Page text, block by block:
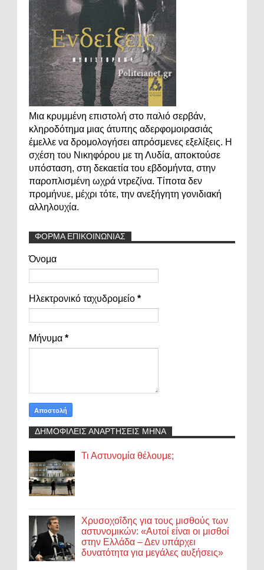
Μια κρυμμένη επιστολή στο παλιό σερβάν,
κληροδότημα μιας άτυπης αδερφομοιρασιάς
έμελλε να δρομολογήσει απρόσμενες εξελίξεις. Η
σχέση του Νικηφόρου με τη Λυδία, αποκτούσε
υπόσταση, στη δεκαετία του εβδομήντα, στην
παροπλισμένη ωχρά ντρεζίνα. Τίποτα δεν
προμήνυε, μέχρι τότε, την ανεξήγητη γονιδιακή
αλληλουχία.
ΦΟΡΜΑ ΕΠΙΚΟΙΝΩΝΙΑΣ
Όνομα
Ηλεκτρονικό ταχυδρομείο *
Μήνυμα *
ΔΗΜΟΦΙΛΕΙΣ ΑΝΑΡΤΗΣΕΙΣ ΜΗΝΑ
Τι Αστυνομία θέλουμε;
Χρυσοχοΐδης για τους μισθούς των
αστυνομικών: «Αυτοί είναι οι μισθοί
στην Ελλάδα – Δεν υπάρχει
δυνατότητα για μεγάλες αυξήσεις»